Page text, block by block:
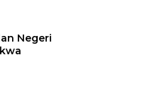
Negeri